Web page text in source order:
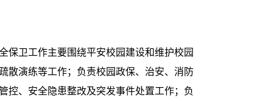
保卫工作主要围绕平安校园建设和维护校园
散演练等工作；负责校园政保、治安、消防
控、安全隐患整改及突发事件处置工作；负